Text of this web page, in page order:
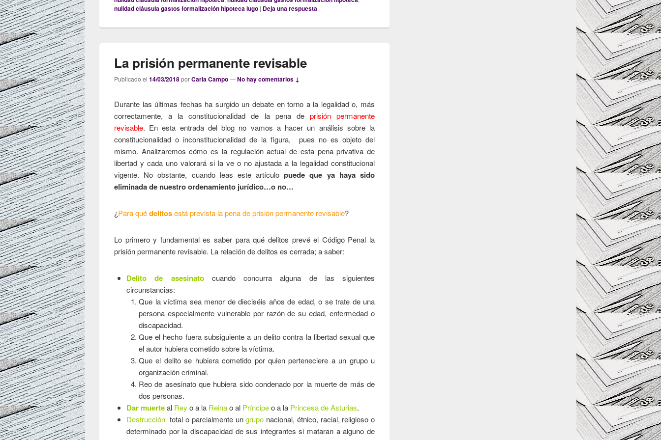
nulidad cláusula gastos formalización hipoteca lugo | Deja una respuesta
La prisión permanente revisable
Publicado el 14/03/2018porCarla Campo—No hay comentarios ↓
Durante las últimas fechas ha surgido un debate en torno a la legalidad o, más
correctamente, a la constitucionalidad de la pena de prisión permanente
revisable. En esta entrada del blog no vamos a hacer un análisis sobre la
constitucionalidad o inconstitucionalidad de la figura, pues no es objeto del
mismo. Analizaremos cómo es la regulación actual de esta pena privativa de
libertad y cada uno valorará si la ve o no ajustada a la legalidad constitucional
vigente. No obstante, cuando leas este artículo puede que ya haya sido
eliminada de nuestro ordenamiento jurídico…o no…
¿Para quédelitosestá prevista la pena de prisión permanente revisable?
Lo primero y fundamental es saber para qué delitos prevé el Código Penal la
prisión permanente revisable. La relación de delitos es cerrada; a saber:
Delito de asesinato
cuando concurra alguna de las siguientes
circunstancias:
Que la víctima sea menor de dieciséis años de edad, o se trate de una
persona especialmente vulnerable por razón de su edad, enfermedad o
discapacidad.
Que el hecho fuera subsiguiente a un delito contra la libertad sexual que
el autor hubiera cometido sobre la víctima.
Que el delito se hubiera cometido por quien perteneciere a un grupo u
organización criminal.
Reo de asesinato que hubiera sido condenado por la muerte de más de
dos personas.
Dar muerteal Rey o a la Reinao al Príncipeo a la Princesa de Asturias.
Destrucción total o parcialmente ungrupo nacional, étnico, racial, religioso o
determinado por la discapacidad de sus integrantes si mataran a alguno de